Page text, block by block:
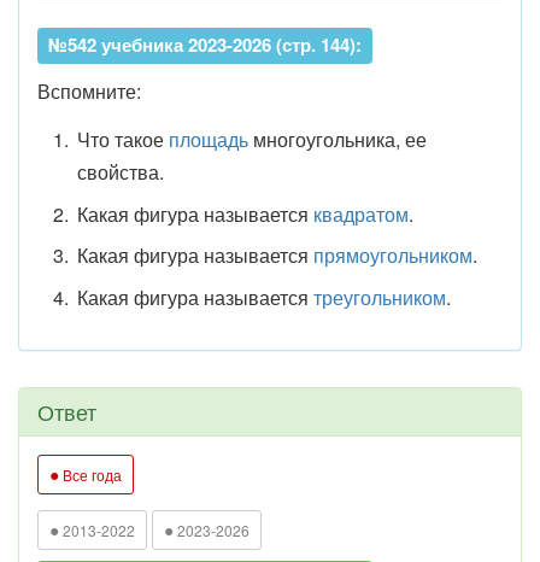
№542 учебника 2023-2026 (стр. 144):
Вспомните:
Что такое площадьмногоугольника, ее
свойства.
Какая фигура называется квадратом.
Какая фигура называется прямоугольником.
Какая фигура называется треугольником.
Ответ
● Все года
● 2013-2022 ● 2023-2026